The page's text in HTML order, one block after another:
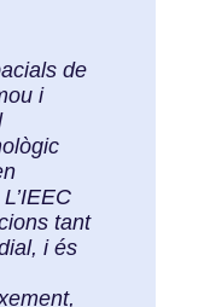
de
i
tant
i és